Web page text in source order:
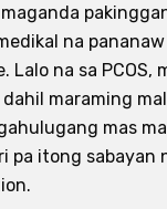
na
Lalo na sa PCOS,
dahil maraming
mas
pa itong sabayan